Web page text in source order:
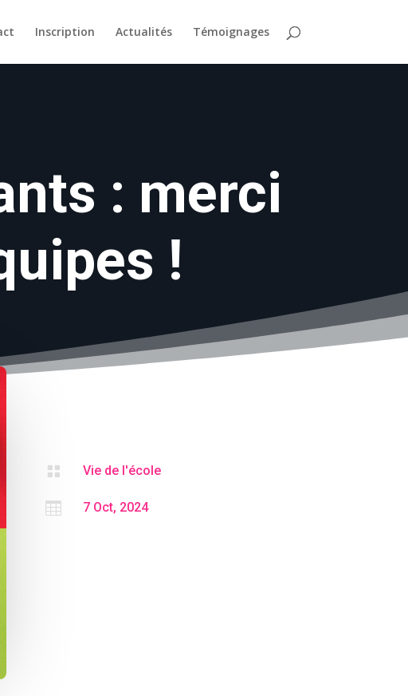
Inscription Actualités Témoignages
: merci
!
 Vie de l'école
 7 Oct, 2024